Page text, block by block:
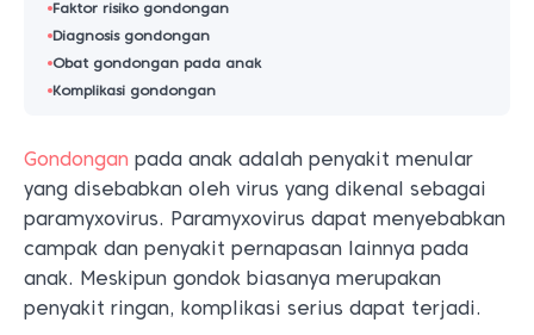
Faktor risiko gondongan
Diagnosis gondongan
Obat gondongan pada anak
Komplikasi gondongan
Gondongan pada anak adalah penyakit menular
yang disebabkan oleh virus yang dikenal sebagai
paramyxovirus. Paramyxovirus dapat menyebabkan
campak dan penyakit pernapasan lainnya pada
anak. Meskipun gondok biasanya merupakan
penyakit ringan, komplikasi serius dapat terjadi.